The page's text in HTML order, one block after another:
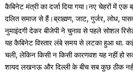
कैबिनेट मंत्री का दर्जा दिया गया।नए चेहरों में एक
दलित समाज से हैं।ब्राह्मण, जाट, गुर्जर, लोध,
नुमाइंदगी देकर बीजेपी ने चुनाव से पहले सोशल
यह कैबिनेट विस्तार लंबे समय से लटका हुआ था. कई
चली, लेकिन किसी न किसी कारणवश यह नहीं हो
शायद लखनऊ और दिल्ली के बीच सब कुछ ठीक